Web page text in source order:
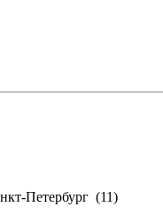
Петербург (11)